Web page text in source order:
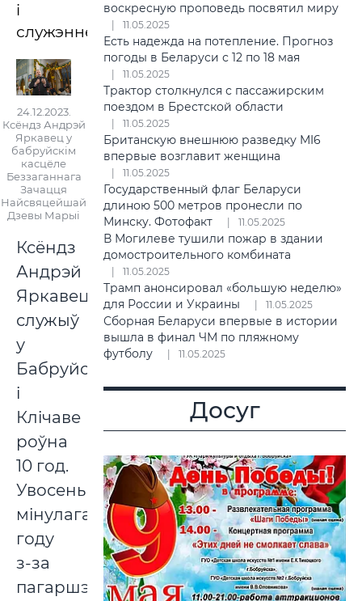
і
служэнне.
24.12.2023.
Ксёндз Андрэй
Яркавец у
бабруйскім
касцёле
Беззаганнага
Зачацця
Найсвяцейшай
Дзевы Марыі
Ксёндз
Андрэй
Яркавец
служыў
у
Бабруйску
і
Клічаве
роўна
10 год.
Увосень
мінулага
году
з-за
пагаршэння
воскресную проповедь посвятил миру
11.05.2025
Есть надежда на потепление. Прогноз
погоды в Беларуси с 12 по 18 мая
11.05.2025
Трактор столкнулся с пассажирским
поездом в Брестской области
11.05.2025
Британскую внешнюю разведку MI6
впервые возглавит женщина
11.05.2025
Государственный флаг Беларуси
длиною 500 метров пронесли по
Минску. Фотофакт
11.05.2025
В Могилеве тушили пожар в здании
домостроительного комбината
11.05.2025
Трамп анонсировал «большую неделю»
для России и Украины
11.05.2025
Сборная Беларуси впервые в истории
вышла в финал ЧМ по пляжному
футболу
11.05.2025
Досуг